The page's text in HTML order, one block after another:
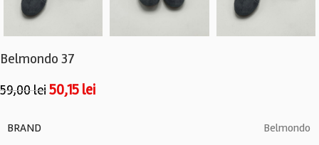
Belmondo 37
59,00lei50,15 lei
BRAND Belmondo